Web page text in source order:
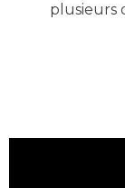
plusieurs